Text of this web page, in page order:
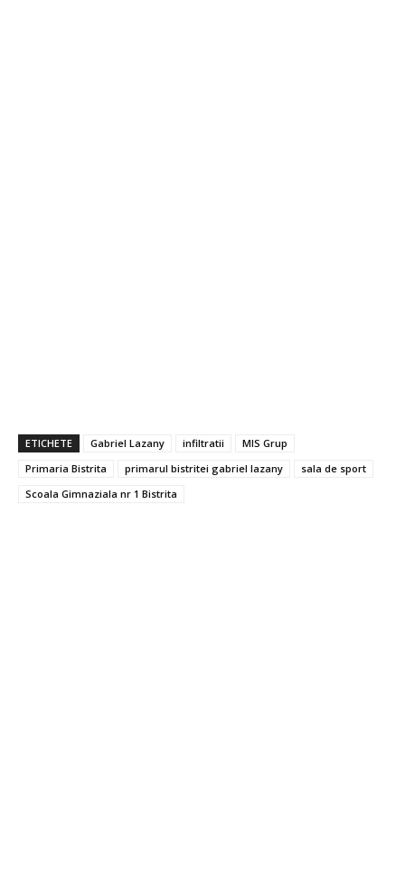
ETICHETE Gabriel Lazany infiltratii
MIS Grup
Primaria Bistrita
primarul bistritei gabriel lazany
sala de sport
Scoala Gimnaziala nr 1 Bistrita